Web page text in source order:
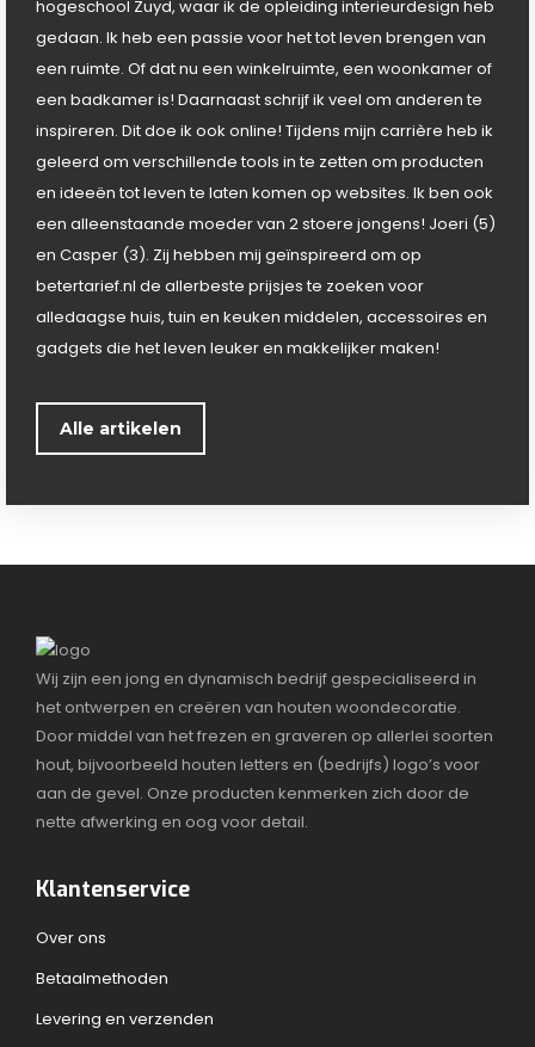
hogeschool Zuyd, waar ik de opleiding interieurdesign heb
gedaan. Ik heb een passie voor het tot leven brengen van
een ruimte. Of dat nu een winkelruimte, een woonkamer of
een badkamer is! Daarnaast schrijf ik veel om anderen te
inspireren. Dit doe ik ook online! Tijdens mijn carrière heb ik
geleerd om verschillende tools in te zetten om producten
en ideeën tot leven te laten komen op websites. Ik ben ook
een alleenstaande moeder van 2 stoere jongens! Joeri (5)
en Casper (3). Zij hebben mij geïnspireerd om op
betertarief.nl de allerbeste prijsjes te zoeken voor
alledaagse huis, tuin en keuken middelen, accessoires en
gadgets die het leven leuker en makkelijker maken!
Alle artikelen
Wij zijn een jong en dynamisch bedrijf gespecialiseerd in
het ontwerpen en creëren van houten woondecoratie.
Door middel van het frezen en graveren op allerlei soorten
hout, bijvoorbeeld houten letters en (bedrijfs) logo’s voor
aan de gevel. Onze producten kenmerken zich door de
nette afwerking en oog voor detail.
Klantenservice
Over ons
Betaalmethoden
Levering en verzenden